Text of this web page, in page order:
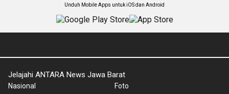
Unduh Mobile Apps untuk iOS dan Android
Jelajahi ANTARA News Jawa Barat
Nasional
Foto